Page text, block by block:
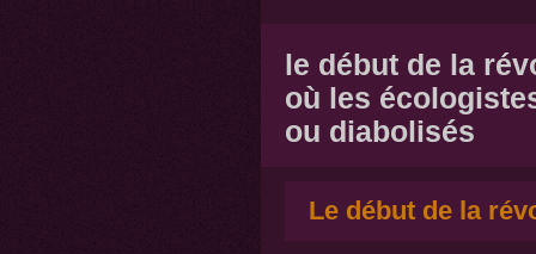
le début de la
où les
ou diabolisés
Le début de la